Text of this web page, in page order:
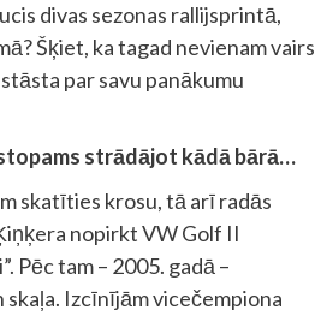
divas sezonas rallijsprintā,
Šķiet, ka tagad nevienam vairs
par savu panākumu
strādājot kādā bārā…
skatīties krosu, tā arī radās
nopirkt VW Golf II
Pēc tam – 2005. gadā –
skaļa. Izcīnījām vicečempiona